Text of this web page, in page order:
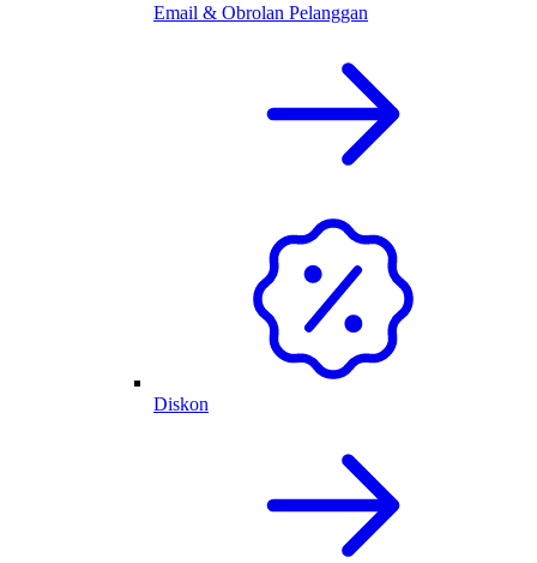
Email & Obrolan Pelanggan
Diskon